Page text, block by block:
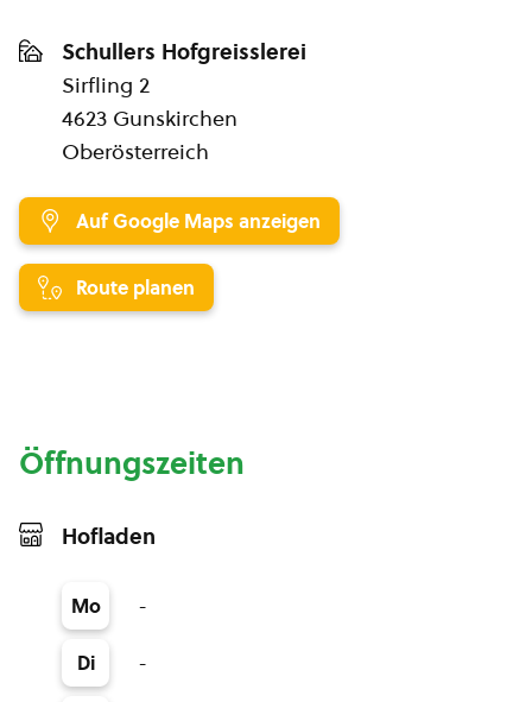
Schullers Hofgreisslerei
Sirfling 2
4623 Gunskirchen
Oberösterreich
Auf Google Maps anzeigen
Route planen
Öffnungszeiten
Hofladen
Mo -
Di -